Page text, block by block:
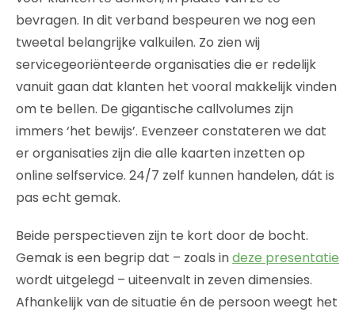
bevragen. In dit verband bespeuren we nog een
tweetal belangrijke valkuilen. Zo zien wij
servicegeoriënteerde organisaties die er redelijk
vanuit gaan dat klanten het vooral makkelijk vinden
om te bellen. De gigantische callvolumes zijn
immers ‘het bewijs’. Evenzeer constateren we dat
er organisaties zijn die alle kaarten inzetten op
online selfservice. 24/7 zelf kunnen handelen, dát is
pas echt gemak.
Beide perspectieven zijn te kort door de bocht.
Gemak is een begrip dat – zoals indeze presentatie
wordt uitgelegd – uiteenvalt in zeven dimensies.
Afhankelijk van de situatie én de persoon weegt het